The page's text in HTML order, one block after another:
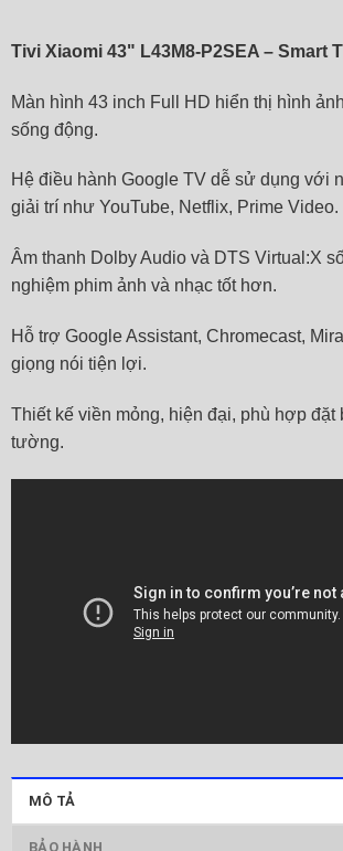
Tivi Xiaomi 43" L43M8‑P2SEA – Smart
Màn hình 43 inch Full HD hiển thị hình
sống động.
Hệ điều hành Google TV dễ sử dụng với
giải trí như YouTube, Netflix, Prime Video.
Âm thanh Dolby Audio và DTS Virtual:X
nghiệm phim ảnh và nhạc tốt hơn.
Hỗ trợ Google Assistant, Chromecast,
giọng nói tiện lợi.
Thiết kế viền mỏng, hiện đại, phù hợp đặt
tường.
MÔ TẢ
BẢO HÀNH